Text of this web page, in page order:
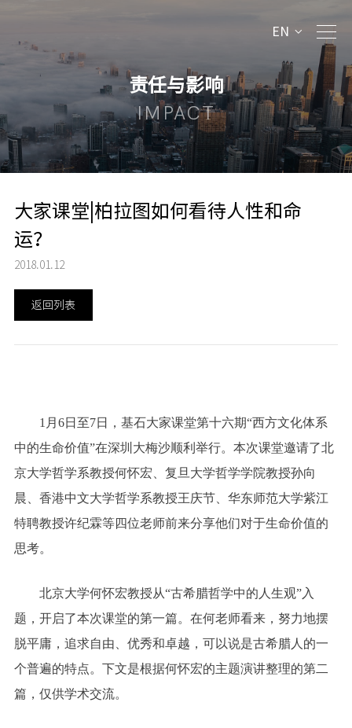
EN
责任与影响
IMPACT
大家课堂|柏拉图如何看待人性和命
运？
2018.01.12
返回列表
1月6日至7日，基石大家课堂第十六期“西方文化体系
中的生命价值”在深圳大梅沙顺利举行。本次课堂邀请了北
京大学哲学系教授何怀宏、复旦大学哲学学院教授孙向
晨、香港中文大学哲学系教授王庆节、华东师范大学紫江
特聘教授许纪霖等四位老师前来分享他们对于生命价值的
思考。
北京大学何怀宏教授从“古希腊哲学中的人生观”入
题，开启了本次课堂的第一篇。在何老师看来，努力地摆
脱平庸，追求自由、优秀和卓越，可以说是古希腊人的一
个普遍的特点。下文是根据何怀宏的主题演讲整理的第二
篇，仅供学术交流。